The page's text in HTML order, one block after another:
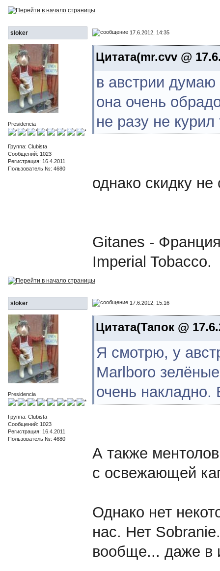
sloker 17.6.2012, 14:35
Presidencia
Группа: Clubista
Сообщений: 1023
Регистрация: 16.4.2011
Пользователь №: 4680
Цитата(mr.cvv @
в австрии думаю
она очень
не разу не курил
однако скидку
Gitanes -
Imperial Tobacco.
sloker 17.6.2012, 15:16
Presidencia
Группа: Clubista
Сообщений: 1023
Регистрация: 16.4.2011
Пользователь №: 4680
Цитата(Тапок @
Я смотрю, у
Marlboro
очень накладно.
А также
c освежающей
Однако нет
нас. Нет
вообще... даже в